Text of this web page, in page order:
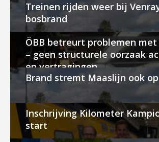
Treinen rijden weer bij
bosbrand
ÖBB betreurt problemen
– geen structurele oorzaak
en vertragingen
Brand stremt Maaslijn ook
Inschrijving Kilometer
start